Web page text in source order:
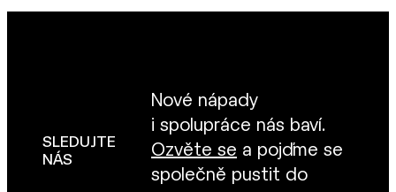
SLEDUJTE
NÁS
Nové nápady
i spolupráce nás baví.
Ozvěte se a pojďme se
společně pustit do